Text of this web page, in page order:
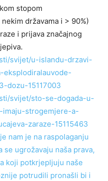
stopom
državama i > 90%)
i prijava značajnog
svijet/u-islandu-drzavi-
dozu-15117003
svijet/sto-se-dogada-u-
strogemjere-a-
zaraze-15115463
nam je na raspolaganju
ugrožavaju naša prava,
koji potkrjepljuju naše
potrudili pronašli bi i